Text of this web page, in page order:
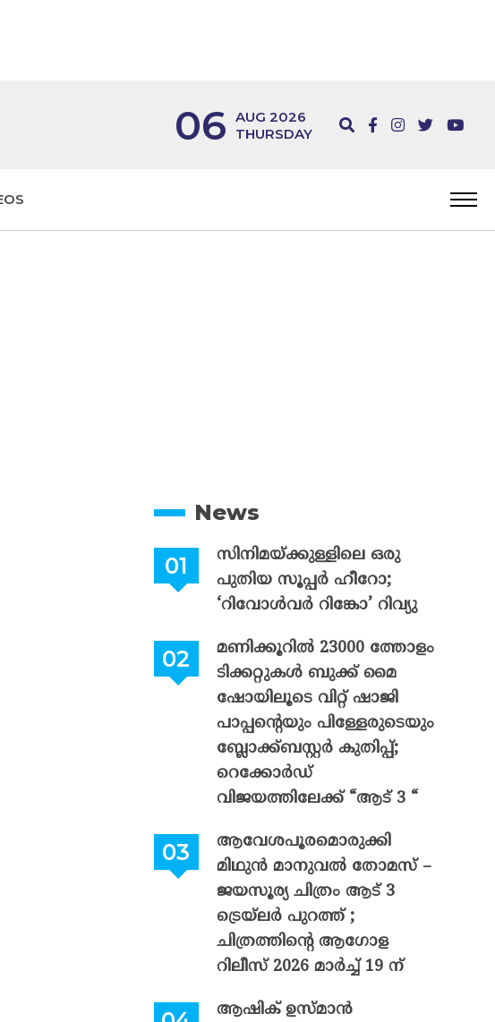
06 AUG 2026
THURSDAY
News
സിനിമയ്ക്കുള്ളിലെ ഒരു
പുതിയ സൂപ്പർ ഹീറോ;
‘റിവോൾവർ റിങ്കോ’ റിവ്യു
മണിക്കൂറിൽ 23000 ത്തോളം
ടിക്കറ്റുകൾ ബുക്ക് മൈ
ഷോയിലൂടെ വിറ്റ് ഷാജി
പാപ്പന്റെയും പിള്ളേരുടെയും
ബ്ലോക്ക്ബസ്റ്റർ കുതിപ്പ്;
റെക്കോർഡ്
വിജയത്തിലേക്ക് “ആട് 3 “
ആവേശപൂരമൊരുക്കി
മിഥുൻ മാനുവൽ തോമസ് –
ജയസൂര്യ ചിത്രം ആട് 3
ട്രെയ്‌ലർ പുറത്ത് ;
ചിത്രത്തിന്റെ ആഗോള
റിലീസ് 2026 മാർച്ച് 19 ന്
ആഷിക് ഉസ്മാൻ